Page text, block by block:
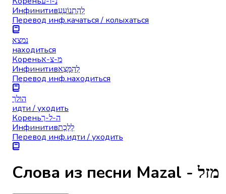
Инфинитивלְהִתְנוֹעֵעַ
Перевод инф.качаться / колыхаться
נמצא
находиться
Кореньמ-צ-א
Инфинитивלְהִמָּצֵא
Перевод инф.находиться
הולך
идти / уходить
Кореньה-ל-ך
Инфинитивלָלֶכֶת
Перевод инф.идти / уходить
Слова из песни Mazal - מזל